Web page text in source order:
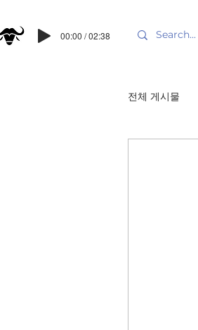
00:00 / 02:38
전체 게시물